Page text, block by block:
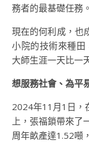
務者的最基礎任務
現在的何利成，也
小院的技術來種田
大師生涯一天比一
想服務社會、為平
2024年11月1日，
上，張福鎖帶來
周年畝產達1.52噸